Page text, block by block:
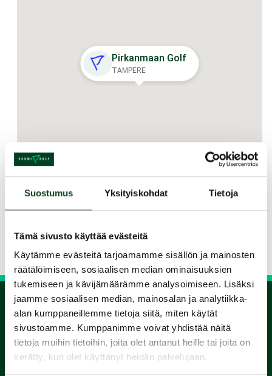
Suostumus Yksityiskohdat Tietoja
Tämä sivusto käyttää evästeitä
Käytämme evästeitä tarjoamamme sisällön ja mainosten
räätälöimiseen, sosiaalisen median ominaisuuksien
tukemiseen ja kävijämäärämme analysoimiseen. Lisäksi
jaamme sosiaalisen median, mainosalan ja analytiikka-
alan kumppaneillemme tietoja siitä, miten käytät
sivustoamme. Kumppanimme voivat yhdistää näitä
tietoja muihin tietoihin, joita olet antanut heille tai joita on
kerätty, kun olet käyttänyt heidän palvelujaan.
Pirkanmaan Golf
TAMPERE
Jaa kurssi kaverille
Siirry takaisin hakuun
1.
Varaa